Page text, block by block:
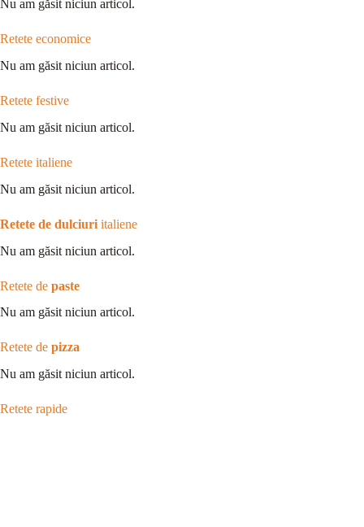
Nu am găsit niciun articol.
Retete economice
Nu am găsit niciun articol.
Retete festive
Nu am găsit niciun articol.
Retete italiene
Nu am găsit niciun articol.
Retete de dulciuri italiene
Nu am găsit niciun articol.
Retete de paste
Nu am găsit niciun articol.
Retete de pizza
Nu am găsit niciun articol.
Retete rapide